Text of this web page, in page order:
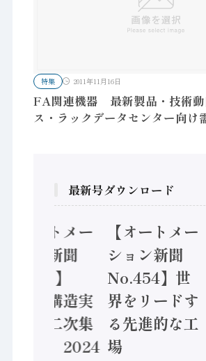
特集 2011年11月16日
FA関連機器 最新製品・技術
ス・ラックデータセンター向け
最新号ダウンロード
【オートメー
ション新聞
No.455】
「経済構造実
態調査二次集
計結果」2024
【オートメー
ション新聞
No.454】世
界をリードす
る先進的な工
場